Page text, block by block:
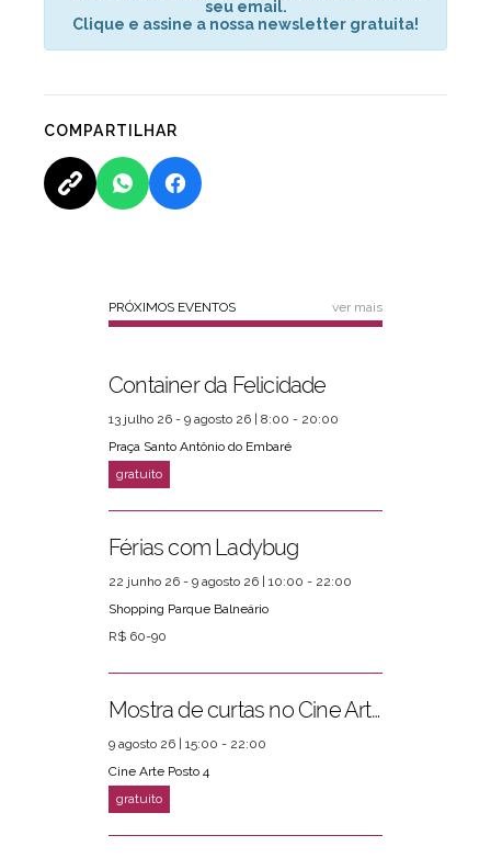
seu email.
Clique e assine a nossa newsletter gratuita!
COMPARTILHAR
PRÓXIMOS EVENTOS ver mais
Container da Felicidade
13 julho 26 - 9 agosto 26 | 8:00 - 20:00
Praça Santo Antônio do Embaré
Férias com Ladybug
22 junho 26 - 9 agosto 26 | 10:00 - 22:00
Shopping Parque Balneário
R$ 60-90
Mostra de curtas no Cine Arte Posto 4
9 agosto 26 | 15:00 - 22:00
Cine Arte Posto 4